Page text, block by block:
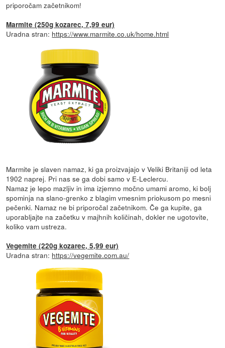
priporočam začetnikom!
Marmite (250g kozarec, 7,99 eur)
Uradna stran: https://www.marmite.co.uk/home.html
Marmite je slaven namaz, ki ga proizvajajo v Veliki Britaniji od leta
1902 naprej. Pri nas se ga dobi samo v E-Leclercu.
Namaz je lepo mazljiv in ima izjemno močno umami aromo, ki bolj
spominja na slano-grenko z blagim vmesnim priokusom po mesni
pečenki. Namaz ne bi priporočal začetnikom. Če ga kupite, ga
uporabljajte na začetku v majhnih količinah, dokler ne ugotovite,
koliko vam ustreza.
Vegemite (220g kozarec, 5,99 eur)
Uradna stran: https://vegemite.com.au/